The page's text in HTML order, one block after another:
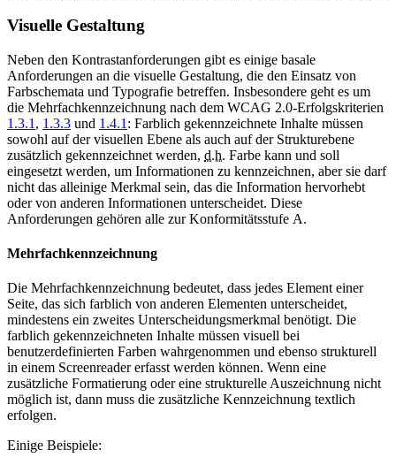
Visuelle Gestaltung
Neben den Kontrastanforderungen gibt es einige basale
Anforderungen an die visuelle Gestaltung, die den Einsatz von
Farbschemata und Typografie betreffen. Insbesondere geht es um
die Mehrfachkennzeichnung nach dem WCAG 2.0-Erfolgskriterien
1.3.1 , 1.3.3 und 1.4.1 : Farblich gekennzeichnete Inhalte müssen
sowohl auf der visuellen Ebene als auch auf der Strukturebene
zusätzlich gekennzeichnet werden, d.h. Farbe kann und soll
eingesetzt werden, um Informationen zu kennzeichnen, aber sie darf
nicht das alleinige Merkmal sein, das die Information hervorhebt
oder von anderen Informationen unterscheidet. Diese
Anforderungen gehören alle zur Konformitätsstufe A.
Mehrfachkennzeichnung
Die Mehrfachkennzeichnung bedeutet, dass jedes Element einer
Seite, das sich farblich von anderen Elementen unterscheidet,
mindestens ein zweites Unterscheidungsmerkmal benötigt. Die
farblich gekennzeichneten Inhalte müssen visuell bei
benutzerdefinierten Farben wahrgenommen und ebenso strukturell
in einem Screenreader erfasst werden können. Wenn eine
zusätzliche Formatierung oder eine strukturelle Auszeichnung nicht
möglich ist, dann muss die zusätzliche Kennzeichnung textlich
erfolgen.
Einige Beispiele: